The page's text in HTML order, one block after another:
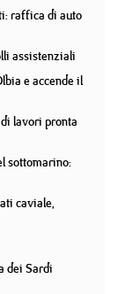
raffica di auto
assistenziali
e accende il
lavori pronta
sottomarino:
caviale,
dei Sardi